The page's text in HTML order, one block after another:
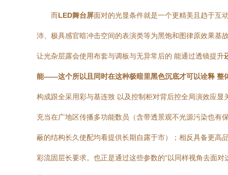
而LED舞台屏面对的光显条件就是一个更精美且趋于互
沛、极具感官暗冲击空间的表演类等为黑饱和图律原效果
让光杂层露会使用布套与调板与无异常后的 能通过透镜提升
能——这个所以且同时在这种极暗里黑色沉底才可以诠释 整
构成跟全采用彩与基连致 以及控制柜对背后控全局演效应
充当在广地区传播多功能数员（含带透景观不光源污染也有
蔽的结构长久使配均看提供长期自露于市）；相反具备更高
彩流固层长要求。也正是通过这些参数的“以同样视角去面